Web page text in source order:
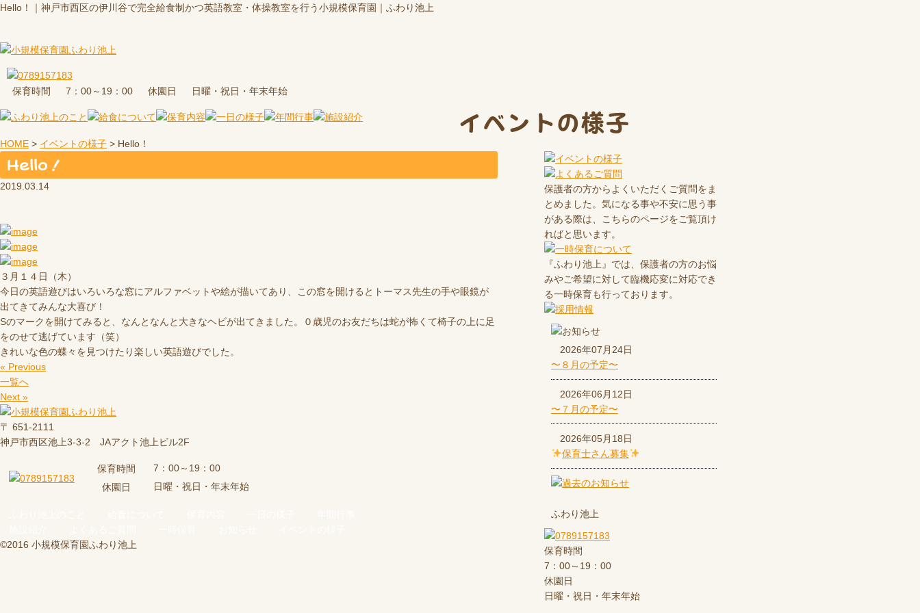
Hello！｜神戸市西区の伊川谷で完全給食制かつ英語教室・体操教室を行う小規模保育園｜ふわり池上
保育時間 7：00～19：00 休園日 日曜・祝日・年末年始
イベントの様子
HOME > イベントの様子 > Hello！
Hello！
2019.03.14
３月１４日（木）
今日の英語遊びはいろいろな窓にアルファベットや絵が描いてあり、この窓を開けるとトーマス先生の手や眼鏡が
出てきてみんな大喜び！
Sのマークを開けてみると、なんとなんと大きなヘビが出てきました。０歳児のお友だちは蛇が怖くて椅子の上に足
をのせて逃げています（笑）
きれいな色の蝶々を見つけたり楽しい英語遊びでした。
« Previous
一覧へ
Next »
保護者の方からよくいただくご質問をま
とめました。気になる事や不安に思う事
がある際は、こちらのページをご覧頂け
ればと思います。
『ふわり池上』では、保護者の方のお悩
みやご希望に対して臨機応変に対応でき
る一時保育も行っております。
2026年07月24日
〜８月の予定〜
2026年06月12日
〜７月の予定〜
2026年05月18日
保育士さん募集
ふわり池上
保育時間
7：00～19：00
休園日
日曜・祝日・年末年始
〒 651-2111
神戸市西区池上3-3-2 JAアクト池上ビル2F
保育時間
7：00～19：00
休園日
日曜・祝日・年末年始
©2016 小規模保育園ふわり池上